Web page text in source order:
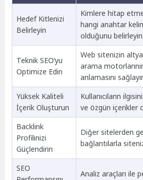
Hedef Kitlenizi
Belirleyin
Kimlere hitap
hangi anahtar
olduğunu belirleyin.
Teknik SEO’yu
Optimize Edin
Web sitenizin
arama
anlamasını
Yüksek Kaliteli
İçerik Oluşturun
Kullanıcıların
ve özgün içerikler
Backlink
Profilinizi
Güçlendirin
Diğer sitelerden
bağlantılarla
SEO
Analiz araçları ile